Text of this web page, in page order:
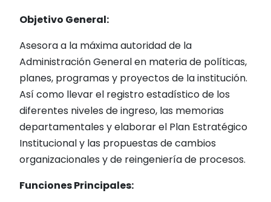
Objetivo General:
Asesora a la máxima autoridad de la
Administración General en materia de políticas,
planes, programas y proyectos de la institución.
Así como llevar el registro estadístico de los
diferentes niveles de ingreso, las memorias
departamentales y elaborar el Plan Estratégico
Institucional y las propuestas de cambios
organizacionales y de reingeniería de procesos.
Funciones Principales: